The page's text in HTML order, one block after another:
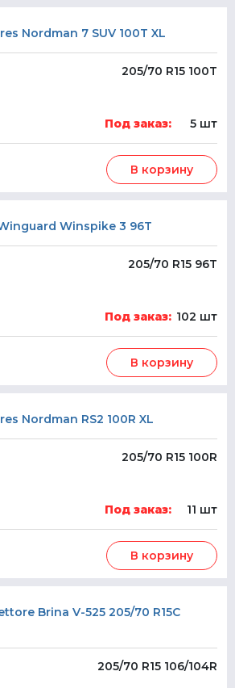
Nordman 7 SUV 100T XL
205/70 R15 100T
Под заказ: 5 шт
В корзину
Winspike 3 96T
205/70 R15 96T
Под заказ: 102 шт
В корзину
Nordman RS2 100R XL
205/70 R15 100R
Под заказ: 11 шт
В корзину
Brina V-525 205/70 R15C
205/70 R15 106/104R